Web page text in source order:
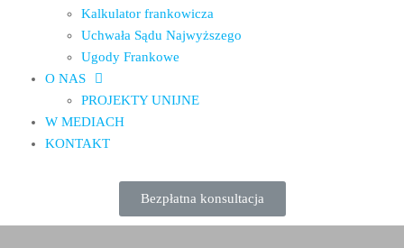
Kalkulator frankowicza
Uchwała Sądu Najwyższego
Ugody Frankowe
O NAS
PROJEKTY UNIJNE
W MEDIACH
KONTAKT
Bezpłatna konsultacja